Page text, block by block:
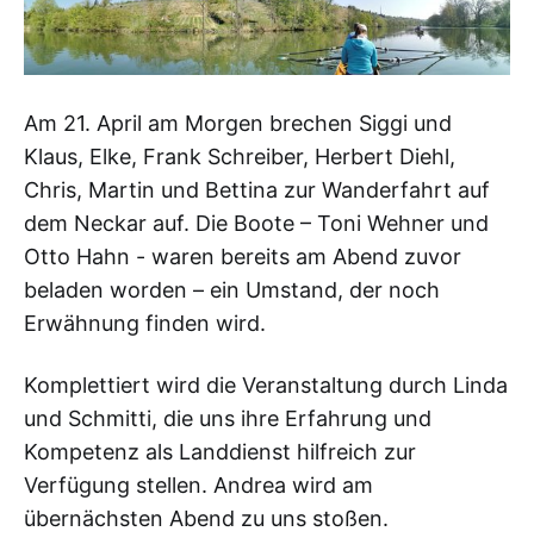
Am 21. April am Morgen brechen Siggi und
Klaus, Elke, Frank Schreiber, Herbert Diehl,
Chris, Martin und Bettina zur Wanderfahrt auf
dem Neckar auf. Die Boote – Toni Wehner und
Otto Hahn - waren bereits am Abend zuvor
beladen worden – ein Umstand, der noch
Erwähnung finden wird.
Komplettiert wird die Veranstaltung durch Linda
und Schmitti, die uns ihre Erfahrung und
Kompetenz als Landdienst hilfreich zur
Verfügung stellen. Andrea wird am
übernächsten Abend zu uns stoßen.